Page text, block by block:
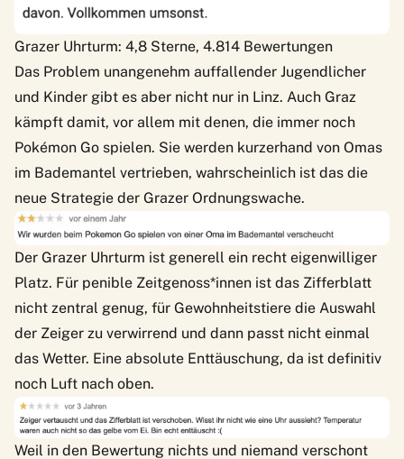
Grazer Uhrturm: 4,8 Sterne, 4.814 Bewertungen
Das Problem unangenehm auffallender Jugendlicher
und Kinder gibt es aber nicht nur in Linz. Auch Graz
kämpft damit, vor allem mit denen, die immer noch
Pokémon Go spielen. Sie werden kurzerhand von Omas
im Bademantel vertrieben, wahrscheinlich ist das die
neue Strategie der Grazer Ordnungswache.
Der Grazer Uhrturm ist generell ein recht eigenwilliger
Platz. Für penible Zeitgenoss*innen ist das Zifferblatt
nicht zentral genug, für Gewohnheitstiere die Auswahl
der Zeiger zu verwirrend und dann passt nicht einmal
das Wetter. Eine absolute Enttäuschung, da ist definitiv
noch Luft nach oben.
Weil in den Bewertung nichts und niemand verschont